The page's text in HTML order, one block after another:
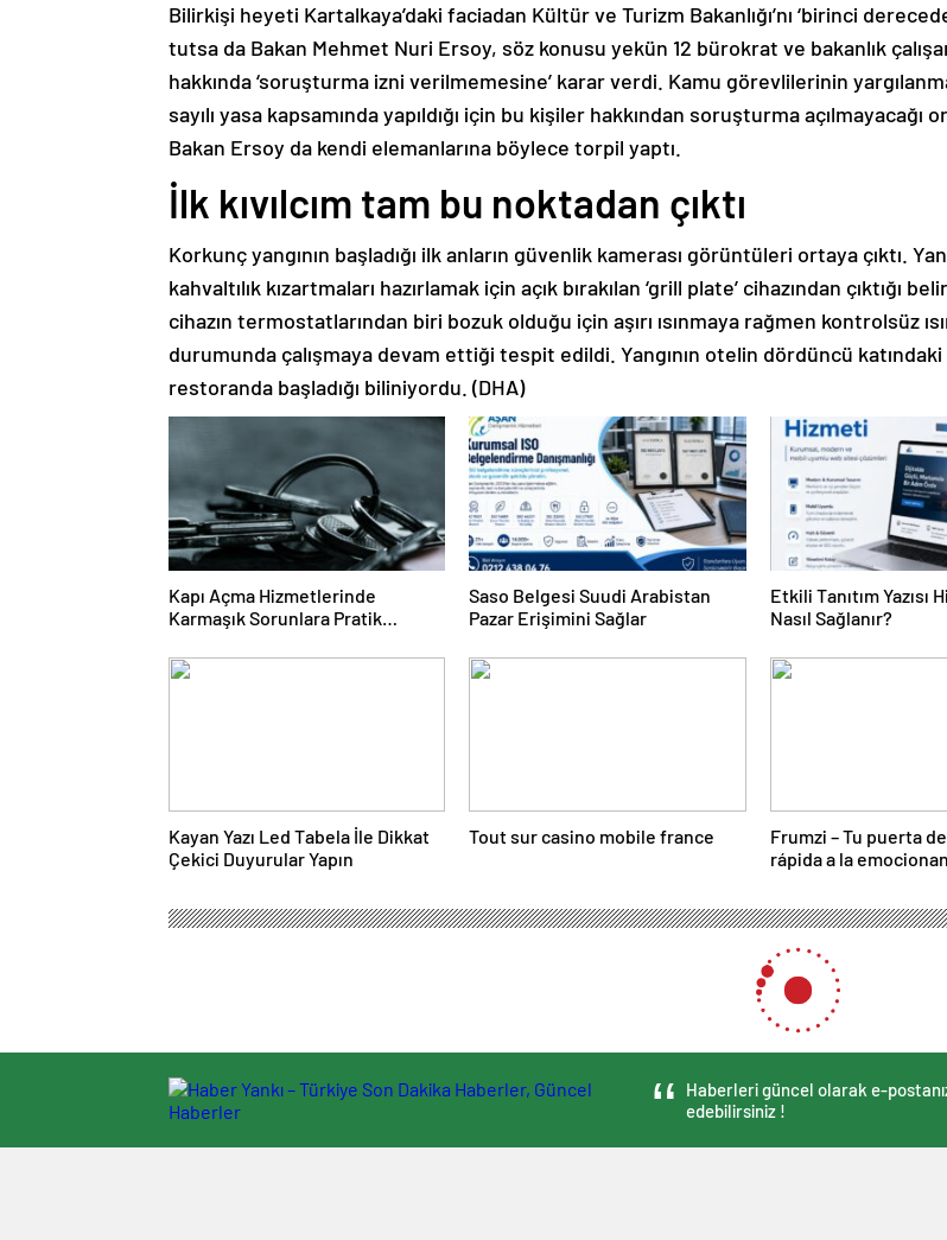
Bilirkişi heyeti Kartalkaya’daki faciadan Kültür ve Turizm Bakanlığı’nı ‘birinci
tutsa da Bakan Mehmet Nuri Ersoy, söz konusu yekün 12 bürokrat ve bakanlık
hakkında ‘soruşturma izni verilmemesine’ karar verdi. Kamu görevlilerinin
sayılı yasa kapsamında yapıldığı için bu kişiler hakkından soruşturma açılmayacağı
Bakan Ersoy da kendi elemanlarına böylece torpil yaptı.
İlk kıvılcım tam bu noktadan çıktı
Korkunç yangının başladığı ilk anların güvenlik kamerası görüntüleri ortaya çıktı.
kahvaltılık kızartmaları hazırlamak için açık bırakılan ‘grill plate’ cihazından çıktığı
cihazın termostatlarından biri bozuk olduğu için aşırı ısınmaya rağmen kontrolsüz
durumunda çalışmaya devam ettiği tespit edildi. Yangının otelin dördüncü katındaki
restoranda başladığı biliniyordu. (DHA)
Kapı Açma Hizmetlerinde
Karmaşık Sorunlara Pratik
Saso Belgesi Suudi Arabistan
Pazar Erişimini Sağlar
Etkili Tanıtım Yazısı
Nasıl Sağlanır?
Kayan Yazı Led Tabela İle Dikkat
Çekici Duyurular Yapın
Tout sur casino mobile france
Frumzi – Tu puerta
rápida a la
Haberleri güncel olarak e-
edebilirsiniz !